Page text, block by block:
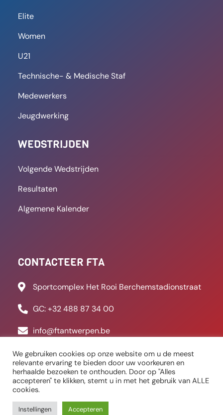
FT Antwerpen laat zich niet
verrassen door FS Aarschot,
Khalid Moussaoui is beslissend
met drie goals en één assist: “Ik
ben nog niet versleten”
Uiteindelijk trok de thuisploeg aan het langste
Khaled Moussaoui kroonde
LEES MEER
Vrouwen van FT Antwerpen
pakken opnieuw de titel:
“Kampioen spelen is altijd leuk”
We gebruiken cookies op onze website om u de meest
relevante ervaring te bieden door uw voorkeuren en
herhaalde bezoeken te onthouden. Door op "Alles
accepteren" te klikken, stemt u in met het gebruik van ALLE
cookies.
Instellingen Accepteren